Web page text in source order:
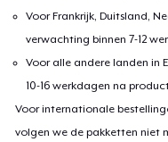
Voor Frankrijk, Duitsland,
verwachting binnen 7-12
Voor alle andere landen in
10-16 werkdagen na
Voor internationale
volgen we de pakketten niet